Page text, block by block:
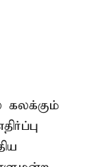
கலக்கும்